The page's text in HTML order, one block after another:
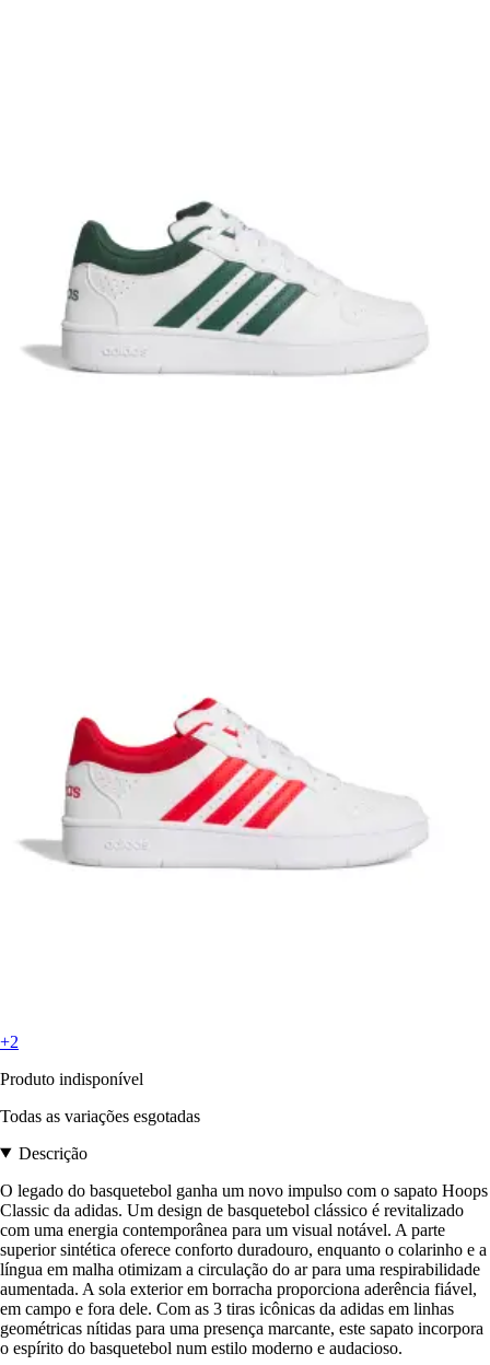
+2
Produto indisponível
Todas as variações esgotadas
Descrição
O legado do basquetebol ganha um novo impulso com o sapato Hoops
Classic da adidas. Um design de basquetebol clássico é revitalizado
com uma energia contemporânea para um visual notável. A parte
superior sintética oferece conforto duradouro, enquanto o colarinho e a
língua em malha otimizam a circulação do ar para uma respirabilidade
aumentada. A sola exterior em borracha proporciona aderência fiável,
em campo e fora dele. Com as 3 tiras icônicas da adidas em linhas
geométricas nítidas para uma presença marcante, este sapato incorpora
o espírito do basquetebol num estilo moderno e audacioso.